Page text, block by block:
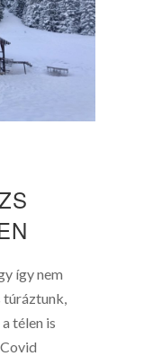
így nem
túráztunk,
télen is